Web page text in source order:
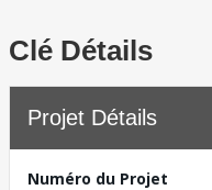
Clé Détails
Projet Détails
Numéro du Projet